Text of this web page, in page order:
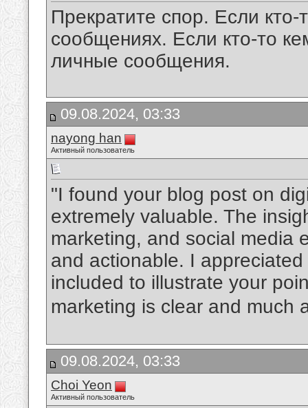
Прекратите спор. Если
сообщениях. Если кто-то
личные сообщения.
09.08.2024, 03:33
nayong han
Активный пользователь
"I found your blog post on
extremely valuable. The
marketing, and social media
and actionable. I
included to illustrate your
marketing is clear and much
09.08.2024, 03:33
Choi Yeon
Активный пользователь